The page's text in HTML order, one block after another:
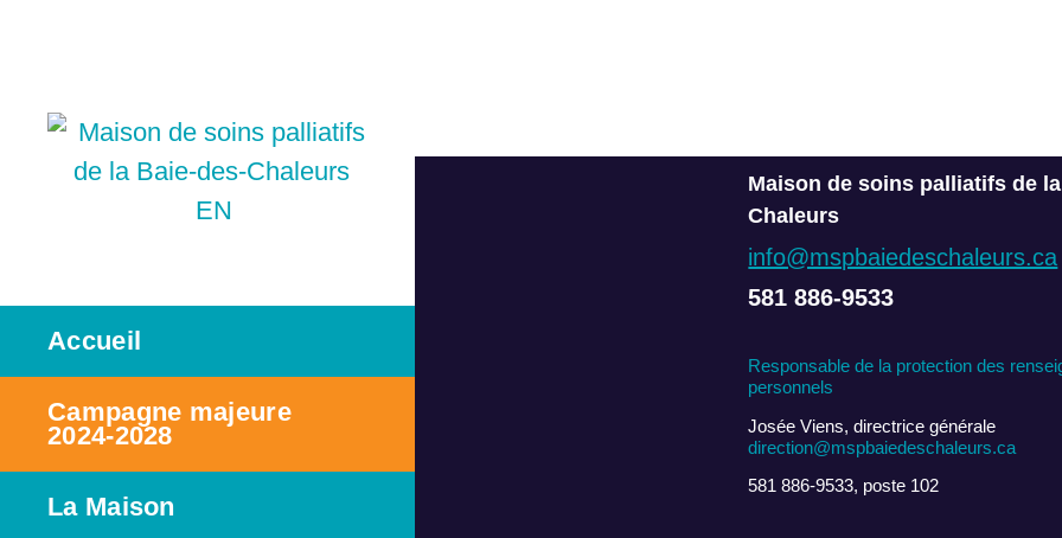
EN
Accueil
Campagne majeure
2024-2028
La Maison
Maison de soins palliatifs de
Chaleurs
info@mspbaiedeschaleurs.ca
581 886-9533
Responsable de la protection des
personnels
Josée Viens, directrice générale
direction@mspbaiedeschaleurs.ca
581 886-9533, poste 102